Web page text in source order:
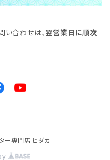
い合わせは、翌営業日に順次
ー専門店 ヒダカ